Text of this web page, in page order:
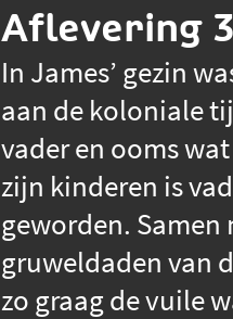
Aflevering
In James’ gezin
aan de koloniale
vader en ooms
zijn kinderen is
geworden. Samen
gruweldaden van
zo graag de vuile